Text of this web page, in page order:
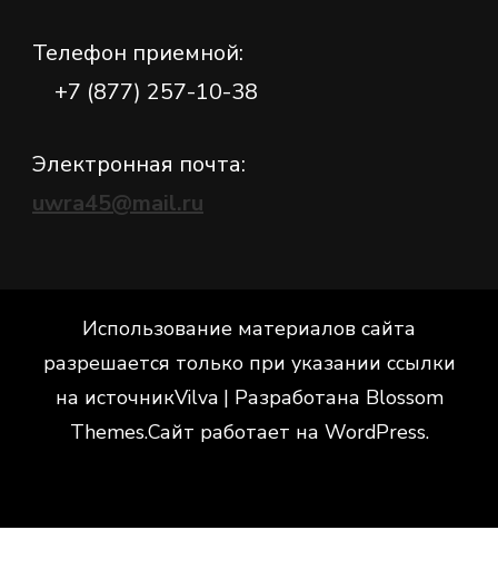
Телефон приемной:
+7 (877) 257-10-38
Электронная почта:
uwra45@mail.ru
Использование материалов сайта
разрешается только при указании ссылки
на источникVilva | Разработана Blossom
Themes.Сайт работает на WordPress.